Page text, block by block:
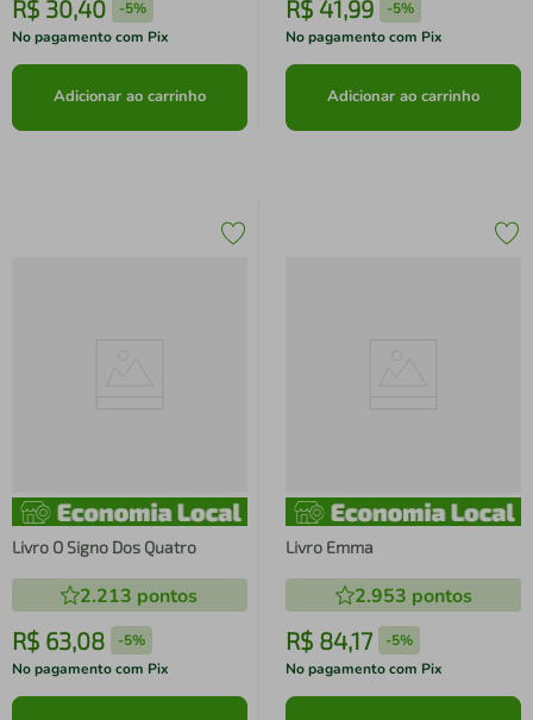
R$ 30,40 -5%
No pagamento com Pix
Adicionar ao carrinho
R$ 41,99 -5%
No pagamento com Pix
Adicionar ao carrinho
Livro O Signo Dos Quatro
2.213 pontos
R$ 63,08 -5%
No pagamento com Pix
Livro Emma
2.953 pontos
R$ 84,17 -5%
No pagamento com Pix